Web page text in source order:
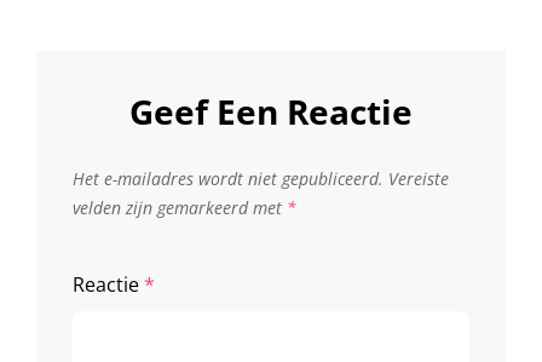
Geef Een Reactie
Het e-mailadres wordt niet gepubliceerd. Vereiste
velden zijn gemarkeerd met *
Reactie*